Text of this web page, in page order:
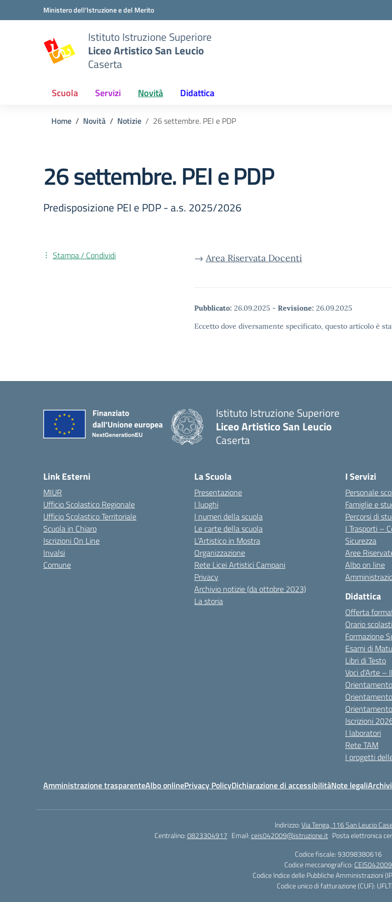
Vai ai contenuti
Vai al menu di navigazioneMinistero dell'Istruzione e del Merito
Istituto Istruzione Superiore
Liceo Artistico San Leucio
Caserta
Scuola Servizi Novità Didattica
Home Novità Notizie 26 settembre. PEI e PDP
26 settembre. PEI e PDP
Predisposizione PEI e PDP - a.s. 2025/2026
→ Area Riservata Docenti
Pubblicato: 26.09.2025 - Revisione: 26.09.2025
Eccetto dove diversamente specificato, questo articolo è
Stampa / Condividi
Istituto Istruzione Superiore
Liceo Artistico San Leucio
Caserta
Link Esterni
MIUR
Ufficio Scolastico Regionale
Ufficio Scolastico Territoriale
Scuola in Chiaro
Iscrizioni On Line
Invalsi
Comune
La Scuola
Presentazione
I luoghi
I numeri della scuola
Le carte della scuola
L’Artistico in Mostra
Organizzazione
Rete Licei Artistici Campani
Privacy
Archivio notizie (da ottobre 2023)
La storia
I Servizi
Personale
Famiglie e
Percorsi di
I Trasporti –
Sicurezza
Aree
Albo on line
Didattica
Offerta
Orario
Formazione
Esami di
Libri di Testo
Voci d’Arte –
Iscrizioni
I laboratori
Rete TAM
I progetti
Amministrazione trasparenteAlbo onlinePrivacy PolicyDichiarazione di accessibilitàNote legali
Indirizzo:Via Tenga, 116 San Leucio
Centralino:0823304917 Email:ceis042009@istruzione.it Posta elettronica
Codice fiscale: 93098380616
Codice meccanografico: CEIS042009
Codice Indice delle Pubbliche Amministrazioni
Codice unico di fatturazione (CUF):